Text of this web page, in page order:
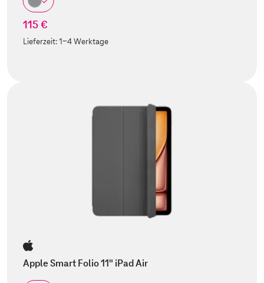
115 €
Lieferzeit:1-4 Werktage
Apple Smart Folio 11" iPad Air